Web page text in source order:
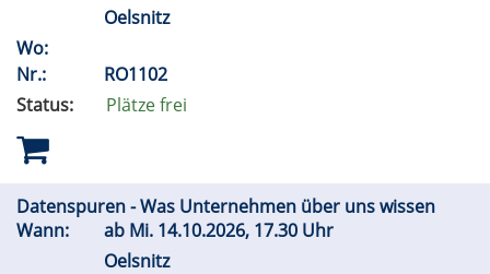
Oelsnitz
Wo:
Nr.:
RO1102
Status:
Plätze frei
Datenspuren - Was Unternehmen über uns wissen
Wann:
ab Mi. 14.10.2026, 17.30 Uhr
Oelsnitz